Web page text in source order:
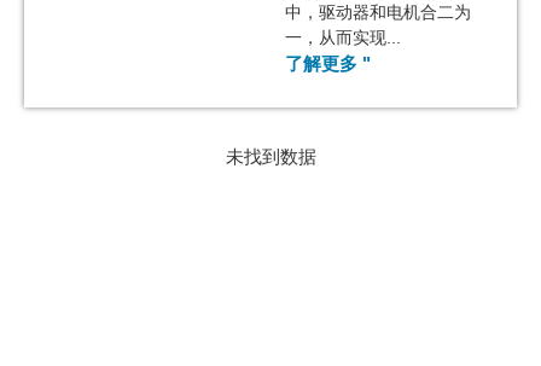
中，驱动器和电机合二为
一，从而实现...
了解更多 "
未找到数据